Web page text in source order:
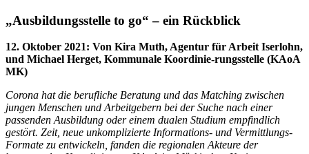
„Ausbildungsstelle to go“ – ein Rückblick
12. Oktober 2021: Von Kira Muth, Agentur für Arbeit Iserlohn,
und Michael Herget, Kommunale Koordinie-rungsstelle (KAoA
MK)
Corona hat die berufliche Beratung und das Matching zwischen
jungen Menschen und Arbeitgebern bei der Suche nach einer
passenden Ausbildung oder einem dualen Studium empfindlich
gestört. Zeit, neue unkomplizierte Informations- und Vermittlungs-
Formate zu entwickeln, fanden die regionalen Akteure der